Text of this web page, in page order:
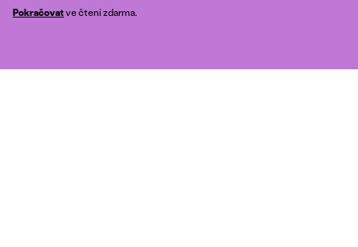
Pokračovatve čtení zdarma.